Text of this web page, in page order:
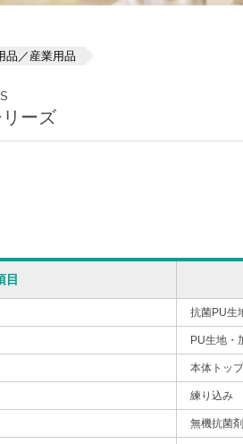
品／産業用品
ーズ
目
抗菌PU生
PU生地・
本体トッ
練り込み
無機抗菌剤